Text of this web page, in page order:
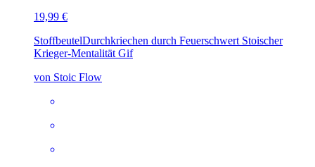
19,99 €
StoffbeutelDurchkriechen durch Feuerschwert Stoischer
Krieger-Mentalität Gif
von Stoic Flow